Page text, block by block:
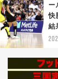
ー
快
結